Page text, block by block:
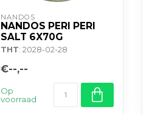
NANDOS
NANDOS PERI PERI
SALT 6X70G
THT: 2028-02-28
€--,--
Op
voorraad